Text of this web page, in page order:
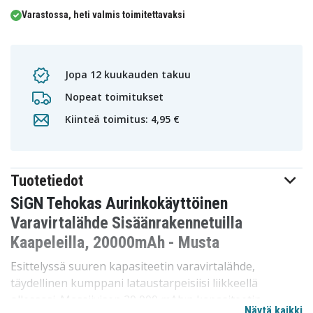
Varastossa, heti valmis toimitettavaksi
Jopa 12 kuukauden takuu
Nopeat toimitukset
Kiinteä toimitus: 4,95 €
Tuotetiedot
SiGN Tehokas Aurinkokäyttöinen
Varavirtalähde Sisäänrakennetuilla
Kaapeleilla, 20000mAh - Musta
Esittelyssä suuren kapasiteetin varavirtalähde,
täydellinen kumppani lataustarpeisiisi liikkeellä